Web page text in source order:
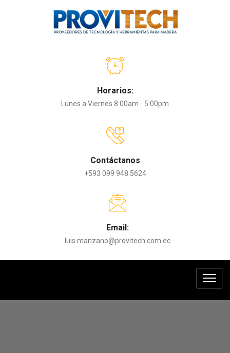
Horarios:
Lunes a Viernes 8:00am - 5:00pm
Contáctanos
+593 099 948 5624
Email:
luis.manzano@provitech.com.ec